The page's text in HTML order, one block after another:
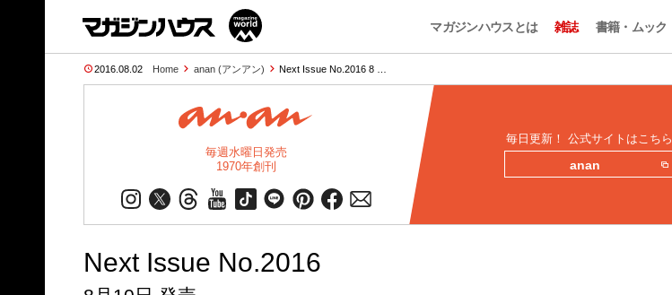
マガジンハウスとは 雑誌 書籍・ムック
2016.08.02 Home anan (アンアン) Next Issue No.2016 8 …
毎週水曜日発売
1970年創刊
毎日更新！ 公式サイトはこちら
anan
Next Issue No.2016